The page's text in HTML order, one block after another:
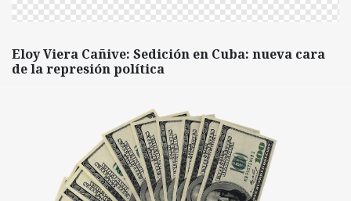
Eloy Viera Cañive: Sedición en Cuba: nueva cara
de la represión política